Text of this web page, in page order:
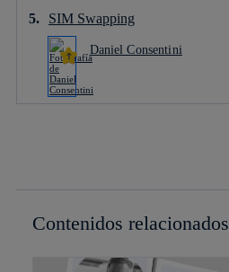
SIM Swapping
Daniel Consentini
Contenidos relacionados